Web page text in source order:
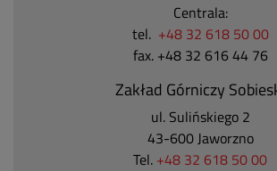
Centrala:
tel. +48 32 618 50 00
fax. +48 32 616 44 76
Zakład Górniczy
ul. Sulińskiego 2
43-600 Jaworzno
Tel. +48 32 618 50 00